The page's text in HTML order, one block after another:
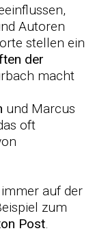
Autoren
stellen ein
der
macht
und Marcus
oft
auf der
zum
Post.